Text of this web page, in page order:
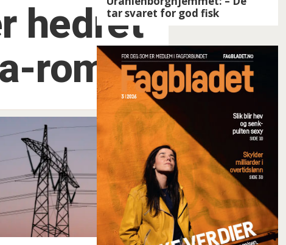
tar svaret for god fisk
hedret
rom